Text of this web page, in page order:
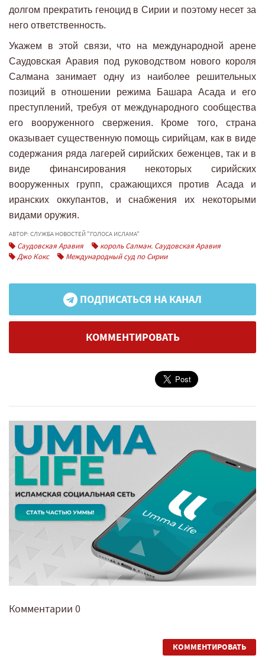
долгом прекратить геноцид в Сирии и поэтому несет за
него ответственность.
Укажем в этой связи, что на международной арене
Саудовская Аравия под руководством нового короля
Салмана занимает одну из наиболее решительных
позиций в отношении режима Башара Асада и его
преступлений, требуя от международного сообщества
его вооруженного свержения. Кроме того, страна
оказывает существенную помощь сирийцам, как в виде
содержания ряда лагерей сирийских беженцев, так и в
виде финансирования некоторых сирийских
вооруженных групп, сражающихся против Асада и
иранских оккупантов, и снабжения их некоторыми
видами оружия.
АВТОР: СЛУЖБА НОВОСТЕЙ "ГОЛОСА ИСЛАМА"
Саудовская Аравия
король Салман. Саудовская Аравия
Джо Кокс
Международный суд по Сирии
ПОДПИСАТЬСЯ НА КАНАЛ
КОММЕНТИРОВАТЬ
Комментарии 0
КОММЕНТИРОВАТЬ